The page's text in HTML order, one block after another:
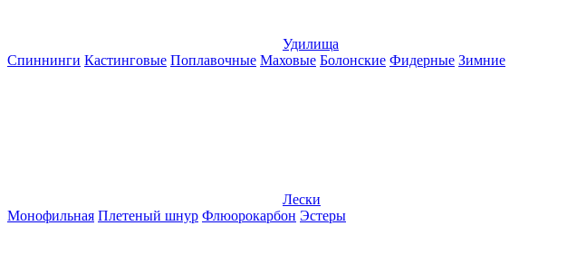
Удилища
Спиннинги Кастинговые Поплавочные Маховые Болонские Фидерные Зимние
Лески
Монофильная Плетеный шнур Флюорокарбон Эстеры